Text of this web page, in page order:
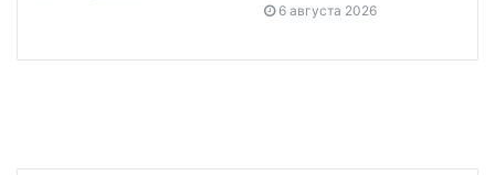
6 августа 2026